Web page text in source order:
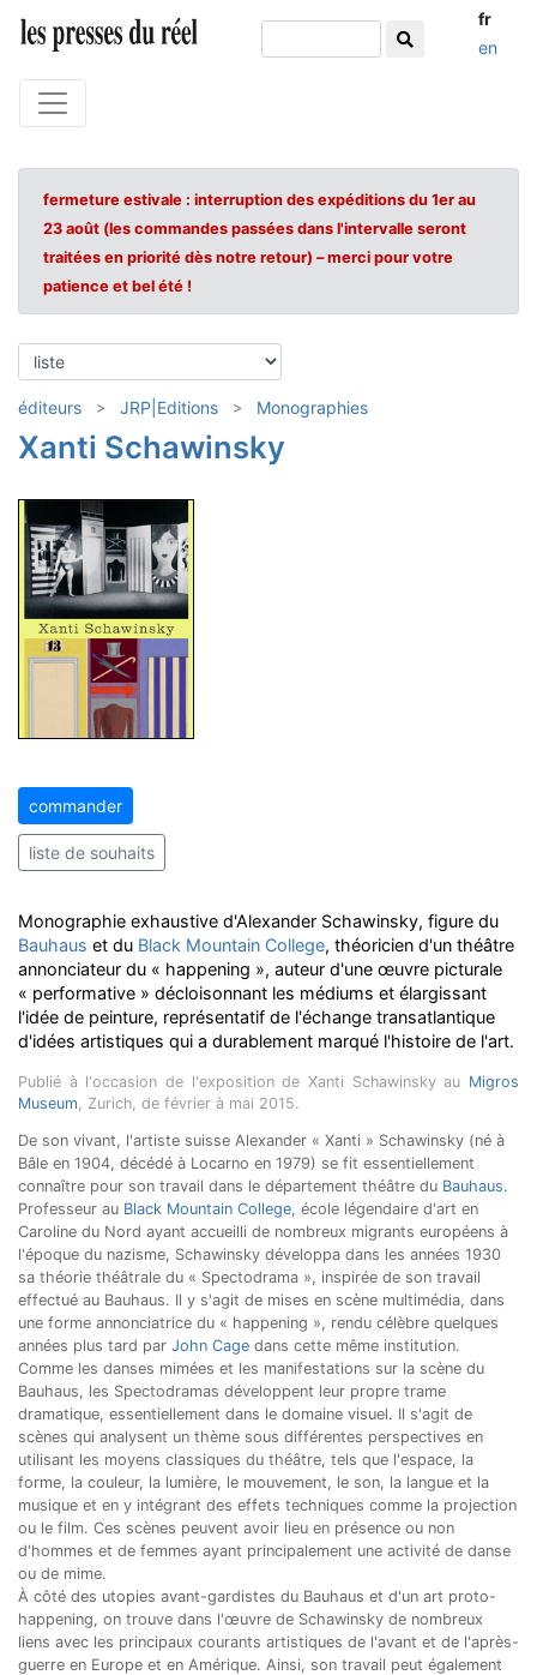
fr
en
fermeture estivale : interruption des expéditions du 1er au
23 août (les commandes passées dans l'intervalle seront
traitées en priorité dès notre retour) – merci pour votre
patience et bel été !
éditeurs JRP|Editions Monographies
Xanti Schawinsky
commander
liste de souhaits
Monographie exhaustive d'Alexander Schawinsky, figure du
Bauhaus et du Black Mountain College, théoricien d'un théâtre
annonciateur du « happening », auteur d'une œuvre picturale
« performative » décloisonnant les médiums et élargissant
l'idée de peinture, représentatif de l'échange transatlantique
d'idées artistiques qui a durablement marqué l'histoire de l'art.
Publié à l'occasion de l'exposition de Xanti Schawinsky au Migros
Museum, Zurich, de février à mai 2015.
De son vivant, l'artiste suisse Alexander « Xanti » Schawinsky (né à
Bâle en 1904, décédé à Locarno en 1979) se fit essentiellement
connaître pour son travail dans le département théâtre du Bauhaus.
Professeur au Black Mountain College, école légendaire d'art en
Caroline du Nord ayant accueilli de nombreux migrants européens à
l'époque du nazisme, Schawinsky développa dans les années 1930
sa théorie théâtrale du « Spectodrama », inspirée de son travail
effectué au Bauhaus. Il y s'agit de mises en scène multimédia, dans
une forme annonciatrice du « happening », rendu célèbre quelques
années plus tard par John Cage dans cette même institution.
Comme les danses mimées et les manifestations sur la scène du
Bauhaus, les Spectodramas développent leur propre trame
dramatique, essentiellement dans le domaine visuel. Il s'agit de
scènes qui analysent un thème sous différentes perspectives en
utilisant les moyens classiques du théâtre, tels que l'espace, la
forme, la couleur, la lumière, le mouvement, le son, la langue et la
musique et en y intégrant des effets techniques comme la projection
ou le film. Ces scènes peuvent avoir lieu en présence ou non
d'hommes et de femmes ayant principalement une activité de danse
ou de mime.
À côté des utopies avant-gardistes du Bauhaus et d'un art proto-
happening, on trouve dans l'œuvre de Schawinsky de nombreux
liens avec les principaux courants artistiques de l'avant et de l'après-
guerre en Europe et en Amérique. Ainsi, son travail peut également